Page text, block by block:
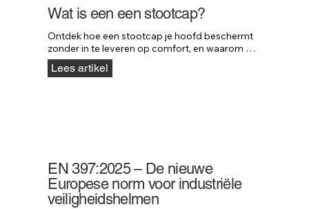
Wat is een een stootcap?
Ontdek hoe een stootcap je hoofd beschermt
zonder in te leveren op comfort, en waarom
professionals in uiteenlopende sectoren kiezen
voor deze slimme oplossing.
Lees artikel
EN 397:2025 – De nieuwe
Europese norm voor industriële
veiligheidshelmen